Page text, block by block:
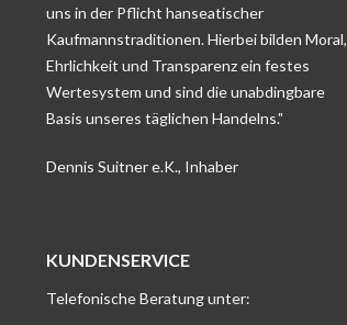
uns in der Pflicht hanseatischer
Kaufmannstraditionen. Hierbei bilden Moral,
Ehrlichkeit und Transparenz ein festes
Wertesystem und sind die unabdingbare
Basis unseres täglichen Handelns."
Dennis Suitner e.K., Inhaber
KUNDENSERVICE
Telefonische Beratung unter: